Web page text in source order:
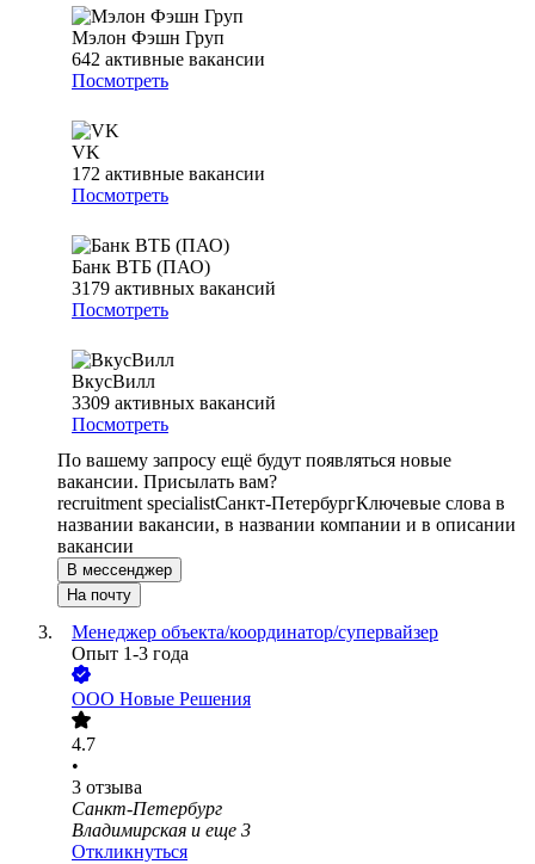
Мэлон Фэшн Груп
642 активные вакансии
Посмотреть
VK
172 активные вакансии
Посмотреть
Банк ВТБ (ПАО)
3179 активных вакансий
Посмотреть
ВкусВилл
3309 активных вакансий
Посмотреть
По вашему запросу ещё будут появляться новые
вакансии. Присылать вам?
recruitment specialistСанкт-ПетербургКлючевые слова в
названии вакансии, в названии компании и в описании
вакансии
В мессенджер
На почту
Менеджер объекта/координатор/супервайзер
Опыт 1-3 года
ООО Новые Решения
4.7
•
3 отзыва
Санкт-Петербург
Владимирская и еще 3
Откликнуться